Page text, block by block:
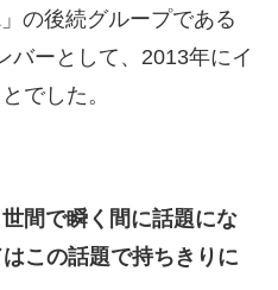
の後続グループである
バーとして、2013年にイ
でした。
間で瞬く間に話題にな
この話題で持ちきりに